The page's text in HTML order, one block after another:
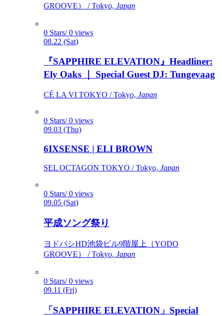
GROOVE） / Tokyo, Japan
0 Stars/ 0 views
08.22 (Sat)
『SAPPHIRE ELEVATION』Headliner:
Ely Oaks ｜ Special Guest DJ: Tungevaag
CÉ LA VI TOKYO / Tokyo, Japan
0 Stars/ 0 views
09.03 (Thu)
6IXSENSE | ELI BROWN
SEL OCTAGON TOKYO / Tokyo, Japan
0 Stars/ 0 views
09.05 (Sat)
平成ソング祭り
ヨドバシHD池袋ビル9階屋上（YODO
GROOVE） / Tokyo, Japan
0 Stars/ 0 views
09.11 (Fri)
「SAPPHIRE ELEVATION」Special